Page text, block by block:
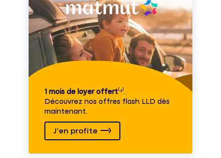
1 mois de loyer offert⁽⁴⁾.
Découvrez nos offres flash LLD dès
maintenant.
J'en profite